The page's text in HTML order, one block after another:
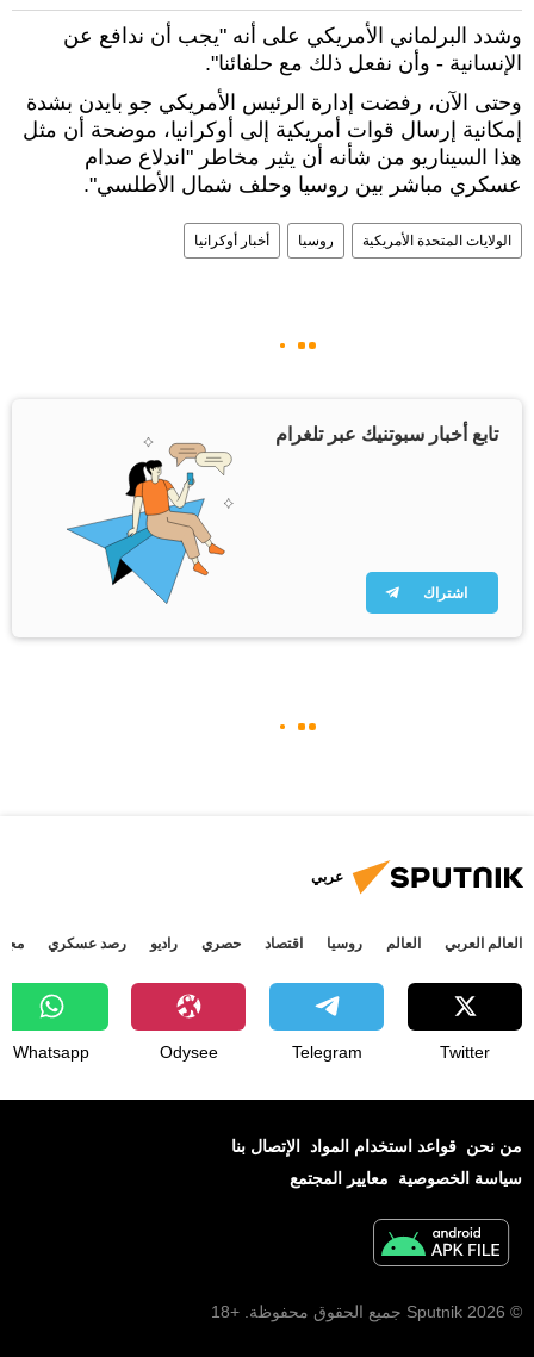
وشدد البرلماني الأمريكي على أنه "يجب أن ندافع عن
الإنسانية - وأن نفعل ذلك مع حلفائنا".
وحتى الآن، رفضت إدارة الرئيس الأمريكي جو بايدن بشدة
إمكانية إرسال قوات أمريكية إلى أوكرانيا، موضحة أن مثل
هذا السيناريو من شأنه أن يثير مخاطر "اندلاع صدام
عسكري مباشر بين روسيا وحلف شمال الأطلسي".
الولايات المتحدة الأمريكية روسيا أخبار أوكرانيا
تابع أخبار سبوتنيك عبر تلغرام
اشتراك
عربي
العالم العربي العالم روسيا اقتصاد حصري راديو رصد عسكري
Twitter
Telegram
Odysee
Whatsapp
من نحن قواعد استخدام المواد
الإتصال بنا
سياسة الخصوصية
معايير المجتمع
© 2026 Sputnik جميع الحقوق محفوظة. +18